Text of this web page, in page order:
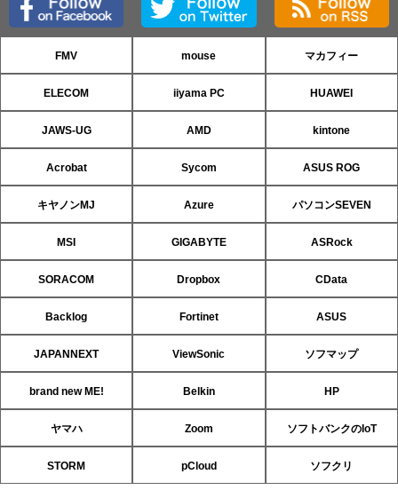
FMV mouse マカフィー
ELECOM iiyama PC HUAWEI
JAWS-UG AMD kintone
Acrobat Sycom ASUS ROG
キヤノンMJ Azure パソコンSEVEN
MSI GIGABYTE ASRock
SORACOM Dropbox CData
Backlog Fortinet ASUS
JAPANNEXT ViewSonic ソフマップ
brand new ME! Belkin HP
ヤマハ Zoom ソフトバンクのIoT
STORM pCloud ソフクリ